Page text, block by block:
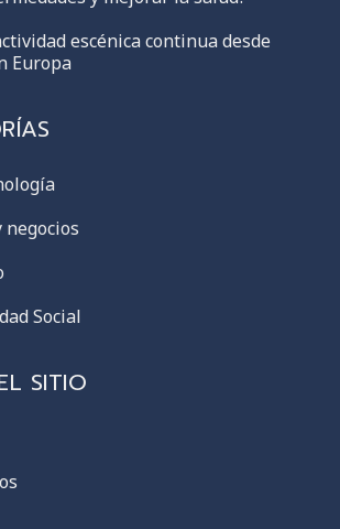
escénica continua desde
Europa
Social
SITIO